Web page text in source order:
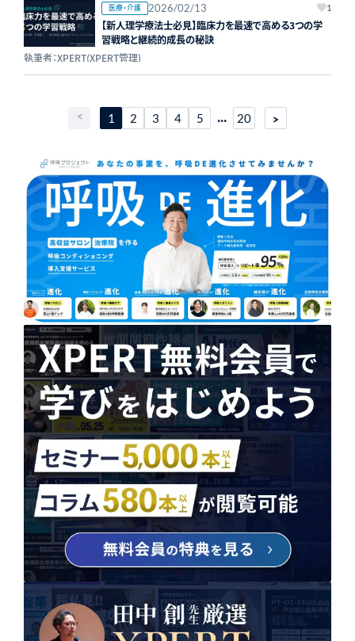
医療・介護 2026/02/13 1
【新人理学療法士必見】臨床力を最速で高める3つの学
習戦略と継続的成長の秘訣
執筆者：XPERT(XPERT管理)
1 2 3 4 5 ... 20